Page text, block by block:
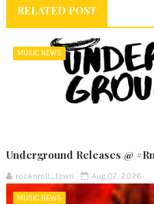
RELATED POST
MUSIC NEWS
Underground Releases @
rocknroll_town Aug 07, 2026
MUSIC NEWS